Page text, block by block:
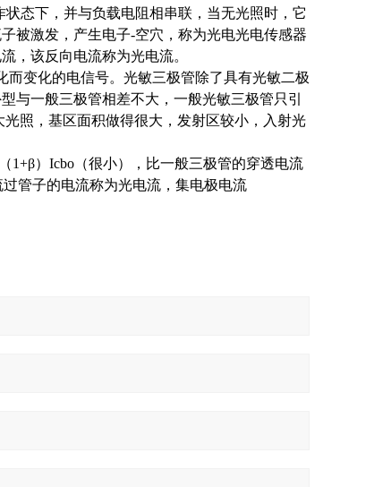
态下，并与负载电阻相串联，当无光照时，它
被激发，产生电子-空穴，称为光电光电传感器
，该反向电流称为光电流。
而变化的电信号。光敏三极管除了具有光敏二极
与一般三极管相差不大，一般光敏三极管只引
照，基区面积做得很大，发射区较小，入射光
1+β）Icbo（很小），比一般三极管的穿透电流
管子的电流称为光电流，集电极电流